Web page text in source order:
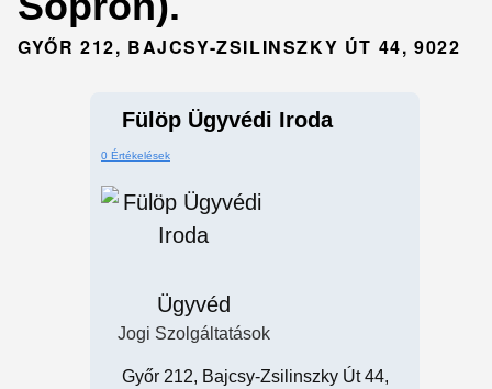
GYŐR 212, BAJCSY-ZSILINSZKY ÚT 44, 9022
Fülöp Ügyvédi Iroda
0 Értékelések
Ügyvéd
Jogi Szolgáltatások
Győr 212, Bajcsy-Zsilinszky Út 44,